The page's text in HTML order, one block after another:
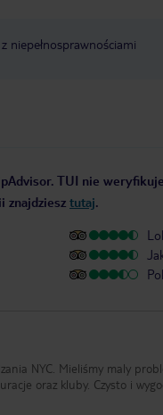
niepełnosprawnościami
TUI nie
znajdziesz tutaj.
NYC. Mieliśmy maly
oraz kluby. Czysto i